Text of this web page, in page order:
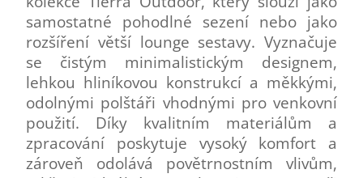
samostatné pohodlné sezení nebo jako
rozšíření větší lounge sestavy. Vyznačuje
se čistým minimalistickým designem,
lehkou hliníkovou konstrukcí a měkkými,
odolnými polštáři vhodnými pro venkovní
použití. Díky kvalitním materiálům a
zpracování poskytuje vysoký komfort a
zároveň odolává povětrnostním vlivům,